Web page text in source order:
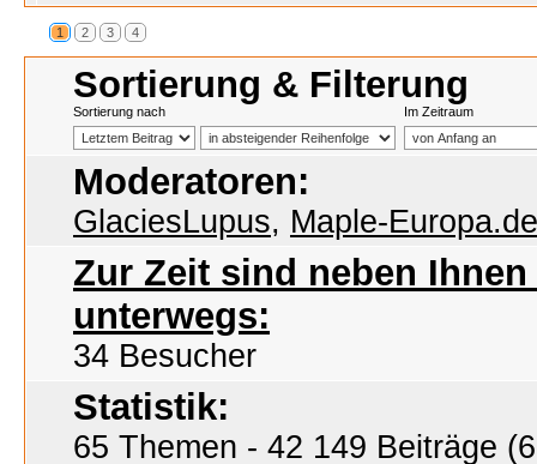
1 2 3 4
Sortierung & Filterung
Sortierung nach Im Zeitraum
Moderatoren:
GlaciesLupus, Maple-Europa.de
Zur Zeit sind neben
unterwegs:
34 Besucher
Statistik:
65 Themen - 42 149 Beiträge